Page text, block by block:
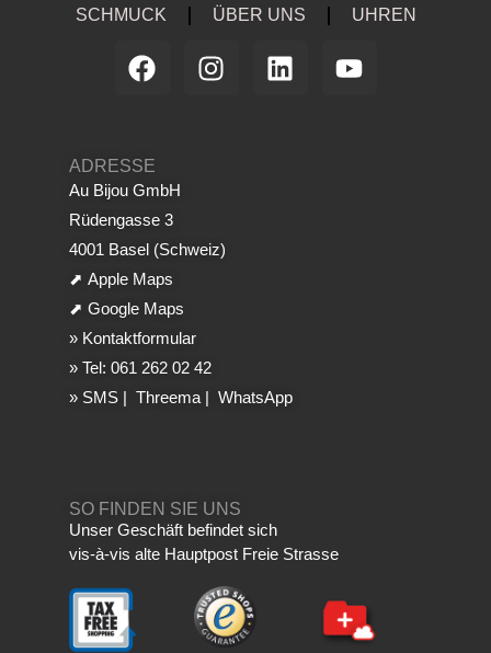
SCHMUCK ÜBER UNS UHREN
ADRESSE
Au Bijou GmbH
Rüdengasse 3
4001 Basel (Schweiz)
⬈ Apple Maps
⬈ Google Maps
» Kontaktformular
» Tel: 061 262 02 42
» SMS| Threema| WhatsApp
SO FINDEN SIE UNS
Unser Geschäft befindet sich
vis-à-vis alte Hauptpost Freie Strasse